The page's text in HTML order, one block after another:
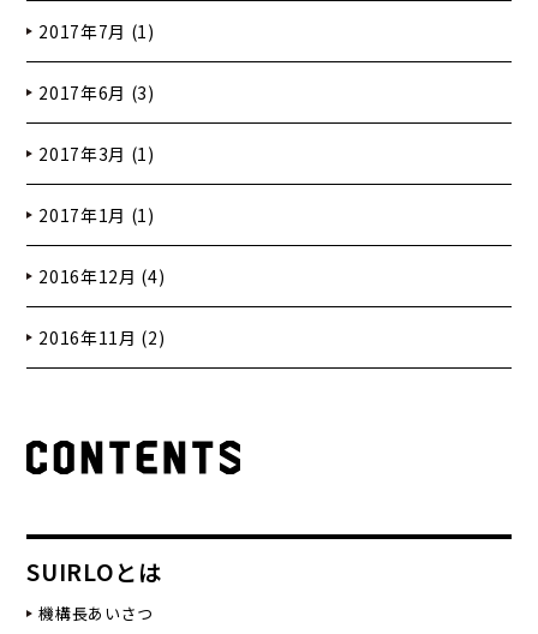
2017年7月 (1)
2017年6月 (3)
2017年3月 (1)
2017年1月 (1)
2016年12月 (4)
2016年11月 (2)
SUIRLOとは
機構長あいさつ